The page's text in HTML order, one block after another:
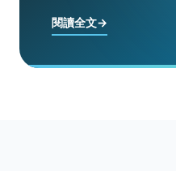
閱讀全文→